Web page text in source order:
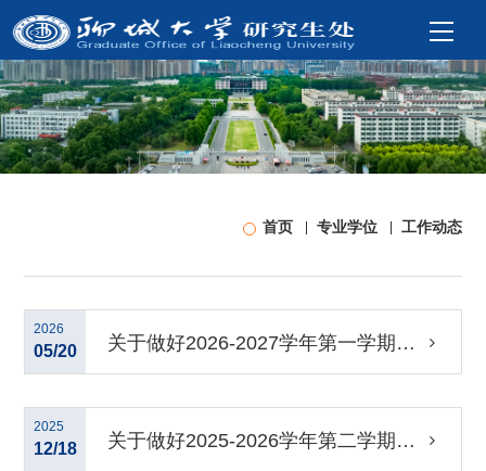
首页 专业学位 工作动态
2026
05/20 关于做好2026-2027学年第一学期专
业学位研究生专业实践的通知
2025
12/18 关于做好2025-2026学年第二学期专